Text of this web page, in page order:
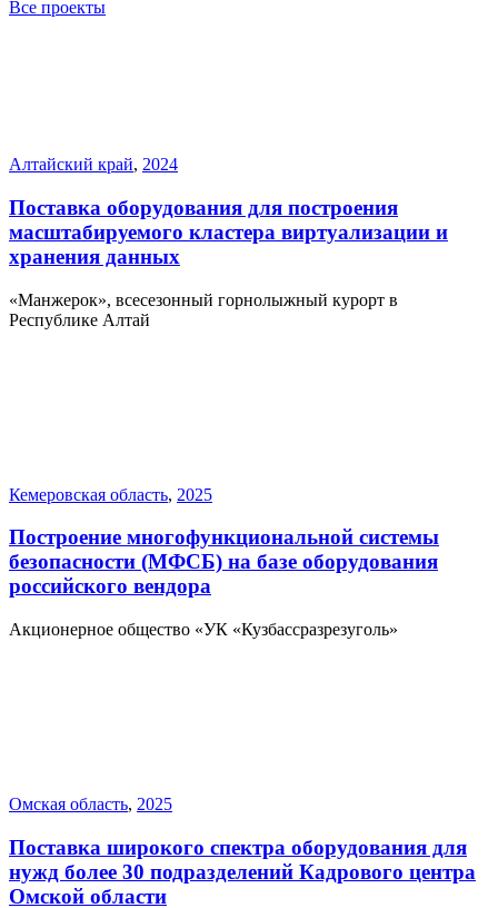
Все проекты
Алтайский край, 2024
Поставка оборудования для построения
масштабируемого кластера виртуализации и
хранения данных
«Манжерок», всесезонный горнолыжный курорт в
Республике Алтай
Кемеровская область, 2025
Построение многофункциональной системы
безопасности (МФСБ) на базе оборудования
российского вендора
Акционерное общество «УК «Кузбассразрезуголь»
Омская область, 2025
Поставка широкого спектра оборудования для
нужд более 30 подразделений Кадрового центра
Омской области